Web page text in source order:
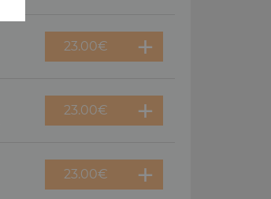
23.00€
23.00€
23.00€